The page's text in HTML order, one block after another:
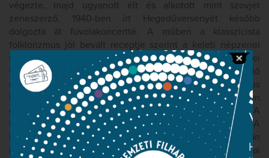
végezte, majd ugyanott élt és alkotott mint szovjet
zeneszerző. 1940-ben írt Hegedűversenyét később
dolgozta át fuvolakoncertté. A műben a klasszicista
folklorizmus jól bevált receptje szerint a keleti népzenei
forrás egzotikus ritmusai és melódiái a nyugati zenei
tradíció formai kereteibe illeszkednek. A vérpezsdítő
ritmikájú, talán egyes barokk concertók motorikus
lüktetését is felidéző első tételt keleties ékítményekben
gazdag lamento (panasz-zene) követi a lassú tételben. A
táncos zárótételt tematikus utalás köti a nyitótételhez. A
Fuvolaverseny eredeti, hegedűs változatát Hacsaturján
David Ojsztrahnak ajánlotta, aki az 1940-es moszkvai